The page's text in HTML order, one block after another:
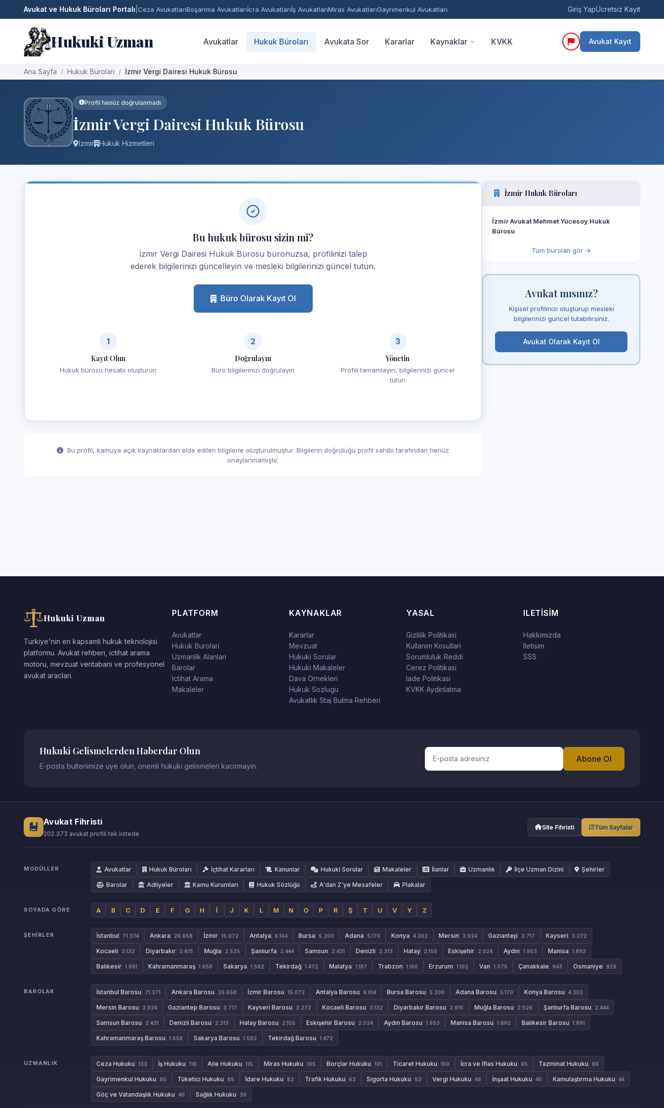
Avukat ve Hukuk Büroları Portalı Ceza AvukatlarıBoşanma Avukatlarıİcra Avukatlarıİş AvukatlarıMiras AvukatlarıGayrimenkul Avukatları Giriş YapÜcretsiz Kayıt
Hukuki Uzman Avukatlar Hukuk Büroları Avukata Sor Kararlar Kaynaklar KVKK Avukat Kayıt
Ana Sayfa Hukuk Büroları İzmir Vergi Dairesi Hukuk Bürosu
Profil henüz doğrulanmadı
İzmir Vergi Dairesi Hukuk Bürosu
İzmir Hukuk Hizmetleri
Bu hukuk bürosu sizin mi?
İzmir Vergi Dairesi Hukuk Bürosu büronuzsa, profilinizi talep
ederek bilgilerinizi güncelleyin ve mesleki bilgilerinizi güncel tutun.
Büro Olarak Kayıt Ol
1
Kayıt Olun
Hukuk bürosu hesabı oluşturun
2
Doğrulayın
Büro bilgilerinizi doğrulayın
3
Yönetin
Profili tamamlayın, bilgilerinizi güncel
tutun
Bu profil, kamuya açık kaynaklardan elde edilen bilgilerle oluşturulmuştur. Bilgilerin doğruluğu profil sahibi tarafından henüz
onaylanmamıştır.
İzmir Hukuk Büroları
İzmir Avukat Mehmet Yücesoy Hukuk
Bürosu
Tüm büroları gör →
Avukat mısınız?
Kişisel profilinizi oluşturup mesleki
bilgilerinizi güncel tutabilirsiniz.
Avukat Olarak Kayıt Ol
Hukuki Uzman
Turkiye'nin en kapsamli hukuk teknolojisi
platformu. Avukat rehberi, ictihat arama
motoru, mevzuat veritabani ve profesyonel
avukat araclari.
PLATFORM
Avukatlar
Hukuk Burolari
Uzmanlik Alanlari
Barolar
Ictihat Arama
Makaleler
KAYNAKLAR
Kararlar
Mevzuat
Hukuki Sorular
Hukuki Makaleler
Dava Ornekleri
Hukuk Sozlugu
Avukatlık Staj Bulma Rehberi
YASAL
Gizlilik Politikasi
Kullanim Kosullari
Sorumluluk Reddi
Cerez Politikasi
Iade Politikasi
KVKK Aydinlatma
ILETISIM
Hakkimizda
Iletisim
SSS
Hukuki Gelismelerden Haberdar Olun
E-posta bultenimize uye olun, onemli hukuki gelismeleri kacirmayin.
Abone Ol
Avukat Fihristi
202.373 avukat profili tek listede
Site Fihristi Tüm Sayfalar
MODÜLLER Avukatlar Hukuk Büroları İçtihat Kararları Kanunlar Hukuki Sorular Makaleler İlanlar Uzmanlık İlçe Uzman Dizini Şehirler
Barolar Adliyeler Kamu Kurumları Hukuk Sözlüğü A'dan Z'ye Mesafeler Plakalar
SOYADA GÖRE A B C D E F G H İ J K L M N O P R Ş T U V Y Z
ŞEHIRLER İstanbul 71.374 Ankara 26.658 İzmir 15.072 Antalya 6.104 Bursa 5.200 Adana 5.170 Konya 4.302 Mersin 3.924 Gaziantep 3.717 Kayseri 3.272
Kocaeli 3.132 Diyarbakır 2.615 Muğla 2.525 Şanlıurfa 2.444 Samsun 2.431 Denizli 2.313 Hatay 2.155 Eskişehir 2.024 Aydın 1.953 Manisa 1.892
Balıkesir 1.891 Kahramanmaraş 1.658 Sakarya 1.582 Tekirdağ 1.472 Malatya 1.187 Trabzon 1.160 Erzurum 1.102 Van 1.075 Çanakkale 943 Osmaniye 929
BAROLAR İstanbul Barosu 71.371 Ankara Barosu 26.658 İzmir Barosu 15.072 Antalya Barosu 6.104 Bursa Barosu 5.200 Adana Barosu 5.170 Konya Barosu 4.302
Mersin Barosu 3.924 Gaziantep Barosu 3.717 Kayseri Barosu 3.272 Kocaeli Barosu 3.132 Diyarbakır Barosu 2.615 Muğla Barosu 2.526 Şanlıurfa Barosu 2.444
Samsun Barosu 2.431 Denizli Barosu 2.313 Hatay Barosu 2.155 Eskişehir Barosu 2.024 Aydın Barosu 1.953 Manisa Barosu 1.892 Balıkesir Barosu 1.891
Kahramanmaraş Barosu 1.658 Sakarya Barosu 1.582 Tekirdağ Barosu 1.472
UZMANLIK Ceza Hukuku 133 İş Hukuku 118 Aile Hukuku 115 Miras Hukuku 105 Borçlar Hukuku 101 Ticaret Hukuku 100 İcra ve İflas Hukuku 95 Tazminat Hukuku 86
Gayrimenkul Hukuku 85 Tüketici Hukuku 85 İdare Hukuku 82 Trafik Hukuku 62 Sigorta Hukuku 53 Vergi Hukuku 46 İnşaat Hukuku 45 Kamulaştırma Hukuku 44
Göç ve Vatandaşlık Hukuku 40 Sağlık Hukuku 39